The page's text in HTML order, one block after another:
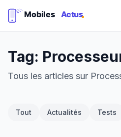
Tag:
Tous les articles sur
Tout Actualités Tests